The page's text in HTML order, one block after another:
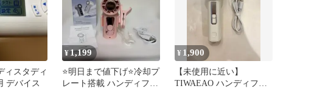
ィスタディ
デバイス
¥1,199
⭐️明日まで値下げ⭐️冷却プ
レート搭載 ハンディファ
¥ 1,900
【未使用に近い】
TIWAEAO ハンディファ